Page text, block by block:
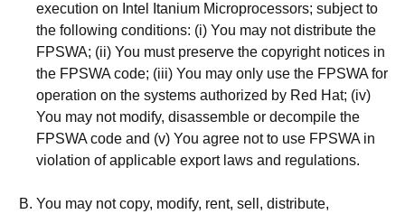
execution on Intel Itanium Microprocessors; subject to
the following conditions: (i) You may not distribute the
FPSWA; (ii) You must preserve the copyright notices in
the FPSWA code; (iii) You may only use the FPSWA for
operation on the systems authorized by Red Hat; (iv)
You may not modify, disassemble or decompile the
FPSWA code and (v) You agree not to use FPSWA in
violation of applicable export laws and regulations.
You may not copy, modify, rent, sell, distribute,